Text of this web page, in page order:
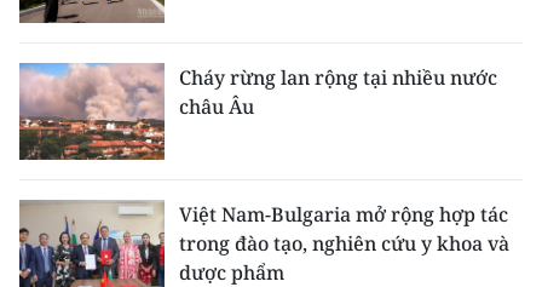
Cháy rừng lan rộng tại nhiều nước
châu Âu
Việt Nam-Bulgaria mở rộng hợp tác
trong đào tạo, nghiên cứu y khoa và
dược phẩm